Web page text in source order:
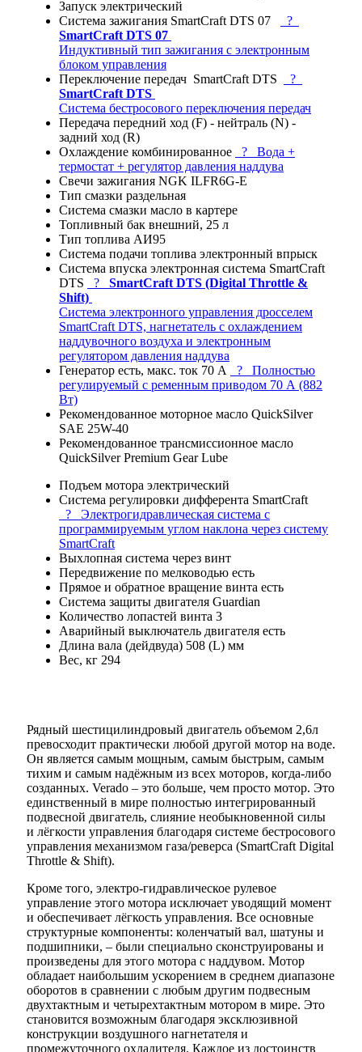
Запуск электрический
Система зажигания SmartCraft DTS 07
?
SmartCraft DTS 07
Индуктивный тип зажигания с электронным
блоком управления
Переключение передач SmartCraft DTS
?
SmartCraft DTS
Cистема бестросового переключения передач
Передача передний ход (F) - нейтраль (N) -
задний ход (R)
Охлаждение комбинированное ?
Вода +
термостат + регулятор давления наддува
Свечи зажигания NGK ILFR6G-E
Тип смазки раздельная
Система смазки масло в картере
Топливный бак внешний, 25 л
Тип топлива АИ95
Система подачи топлива электронный впрыск
Система впуска электронная система SmartCraft
DTS
?
SmartCraft DTS (Digital Throttle &
Shift)
Система электронного управления дросселем
SmartCraft DTS, нагнетатель с охлаждением
наддувочного воздуха и электронным
регулятором давления наддува
Генератор есть, макс. ток 70 А ?
Полностью
регулируемый с ременным приводом 70 А (882
Вт)
Рекомендованное моторное масло QuickSilver
SAE 25W-40
Рекомендованное трансмиссионное масло
QuickSilver Premium Gear Lube
Подъем мотора электрический
Система регулировки дифферента SmartCraft
?
Электрогидравлическая система с
программируемым углом наклона через систему
SmartCraft
Выхлопная система через винт
Передвижение по мелководью есть
Прямое и обратное вращение винта есть
Система защиты двигателя Guardian
Количество лопастей винта 3
Аварийный выключатель двигателя есть
Длина вала (дейдвуда) 508 (L) мм
Вес, кг 294
Рядный шестицилиндровый двигатель объемом 2,6л
превосходит практически любой другой мотор на воде.
Он является самым мощным, самым быстрым, самым
тихим и самым надёжным из всех моторов, когда-либо
созданных. Verado – это больше, чем просто мотор. Это
единственный в мире полностью интегрированный
подвесной двигатель, слияние необыкновенной силы
и лёгкости управления благодаря системе бестросового
управления механизмом газа/реверса (SmartCraft Digital
Throttle & Shift).
Кроме того, электро-гидравлическое рулевое
управление этого мотора исключает уводящий момент
и обеспечивает лёгкость управления. Все основные
структурные компоненты: коленчатый вал, шатуны и
подшипники, – были специально сконструированы и
произведены для этого мотора с наддувом. Мотор
обладает наибольшим ускорением в среднем диапазоне
оборотов в сравнении с любым другим подвесным
двухтактным и четырехтактным мотором в мире. Это
становится возможным благодаря эксклюзивной
конструкции воздушного нагнетателя и
промежуточного охладителя. Каждое из достоинств